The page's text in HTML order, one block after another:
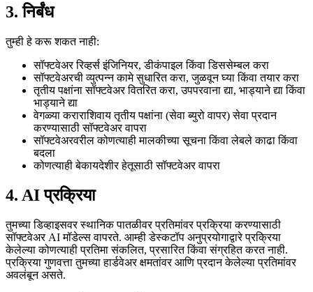
3. निर्बंध
तुम्ही हे करू शकत नाही:
सॉफ्टवेअर रिव्हर्स इंजिनियर, डीकंपाइल किंवा डिससेम्बल करा
सॉफ्टवेअरची व्युत्पन्न कामे सुधारित करा, जुळवून घ्या किंवा तयार करा
तृतीय पक्षांना सॉफ्टवेअर वितरित करा, उपपरवाना द्या, भाड्याने द्या किंवा
भाड्याने द्या
वेगळ्या कराराशिवाय तृतीय पक्षांना (सेवा ब्युरो वापर) सेवा प्रदान
करण्यासाठी सॉफ्टवेअर वापरा
सॉफ्टवेअरवरील कोणत्याही मालकीच्या सूचना किंवा लेबले काढा किंवा
बदला
कोणत्याही बेकायदेशीर हेतूसाठी सॉफ्टवेअर वापरा
4. AI प्रक्रिया
तुमच्या डिव्हाइसवर स्थानिक पातळीवर प्रतिमांवर प्रक्रिया करण्यासाठी
सॉफ्टवेअर AI मॉडेल्स वापरते. आम्ही डेस्कटॉप अनुप्रयोगाद्वारे प्रक्रिया
केलेल्या कोणत्याही प्रतिमा संकलित, प्रसारित किंवा संग्रहित करत नाही.
प्रक्रिया गुणवत्ता तुमच्या हार्डवेअर क्षमतांवर आणि प्रदान केलेल्या प्रतिमांवर
अवलंबून असते.